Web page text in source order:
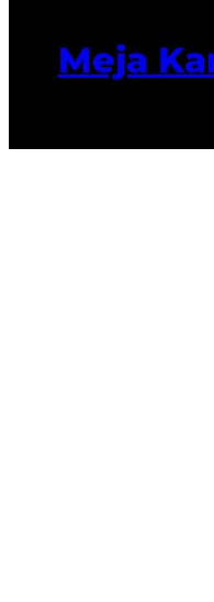
Meja